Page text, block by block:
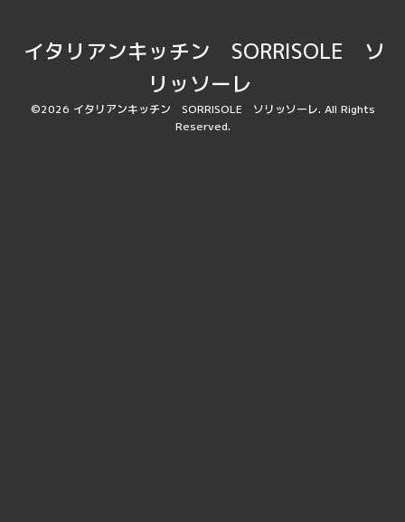
イタリアンキッチン SORRISOLE ソ
リッソーレ
©2026 イタリアンキッチン SORRISOLE ソリッソーレ. All Rights
Reserved.